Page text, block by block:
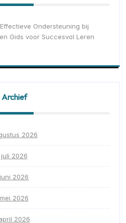
Effectieve Ondersteuning bij
Gids voor Succesvol Leren
Archief
2026
juli 2026
juni 2026
mei 2026
2026